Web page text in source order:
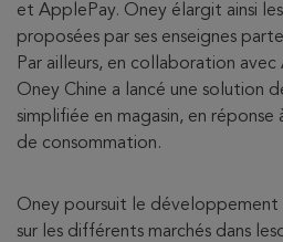
et ApplePay. Oney élargit ainsi
proposées par ses enseignes
Par ailleurs, en collaboration
Oney Chine a lancé une solution
simplifiée en magasin, en réponse
de consommation.
Oney poursuit le développement
sur les différents marchés dans